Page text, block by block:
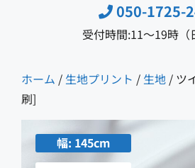
050-1725-
受付時間:11〜19時（
ホーム / 生地プリント / 生地 / ツ
刷]
幅: 145cm